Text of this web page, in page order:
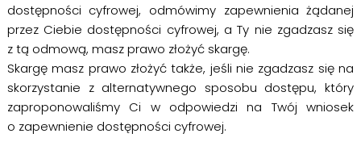
dostępności cyfrowej, odmówimy zapewnienia żądanej
przez Ciebie dostępności cyfrowej, a Ty nie zgadzasz się
z tą odmową, masz prawo złożyć skargę.
Skargę masz prawo złożyć także, jeśli nie zgadzasz się na
skorzystanie z alternatywnego sposobu dostępu, który
zaproponowaliśmy Ci w odpowiedzi na Twój wniosek
o zapewnienie dostępności cyfrowej.